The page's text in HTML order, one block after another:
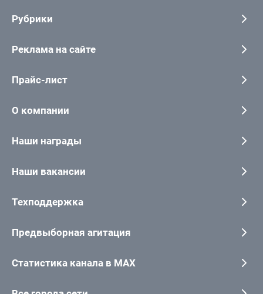
Рубрики
Реклама на сайте
Прайс-лист
О компании
Наши награды
Наши вакансии
Техподдержка
Предвыборная агитация
Статистика канала в MAX